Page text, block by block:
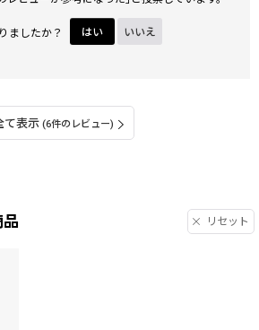
ましたか？ はい いいえ
て表示 (6件のレビュー)
リセット